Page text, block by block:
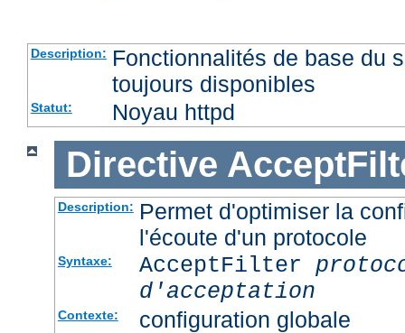
Description: Fonctionnalités de base du
toujours disponibles
Statut: Noyau httpd
Directive
Description: Permet d'optimiser la
l'écoute d'un protocole
Syntaxe: AcceptFilter
d'acceptation
Contexte: configuration globale